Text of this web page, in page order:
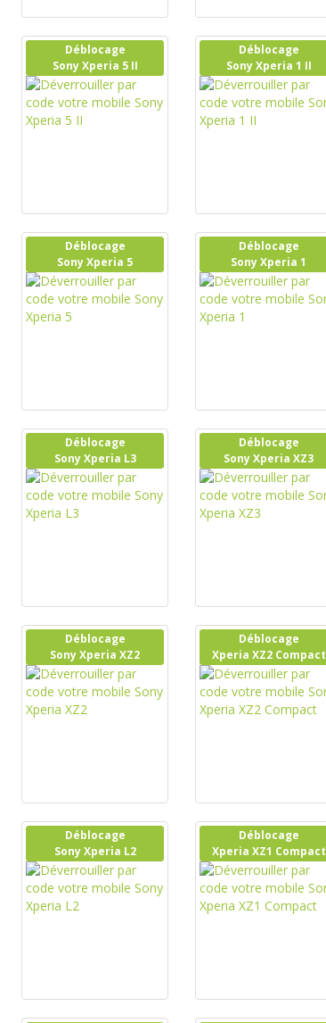
Déblocage
Sony Xperia 5 II
Déblocage
Sony Xperia 1 II
Déblocage
Sony Xperia 5
Déblocage
Sony Xperia 1
Déblocage
Sony Xperia L3
Déblocage
Sony Xperia XZ3
Déblocage
Sony Xperia XZ2
Déblocage
Xperia XZ2 Compact
Déblocage
Sony Xperia L2
Déblocage
Xperia XZ1 Compact